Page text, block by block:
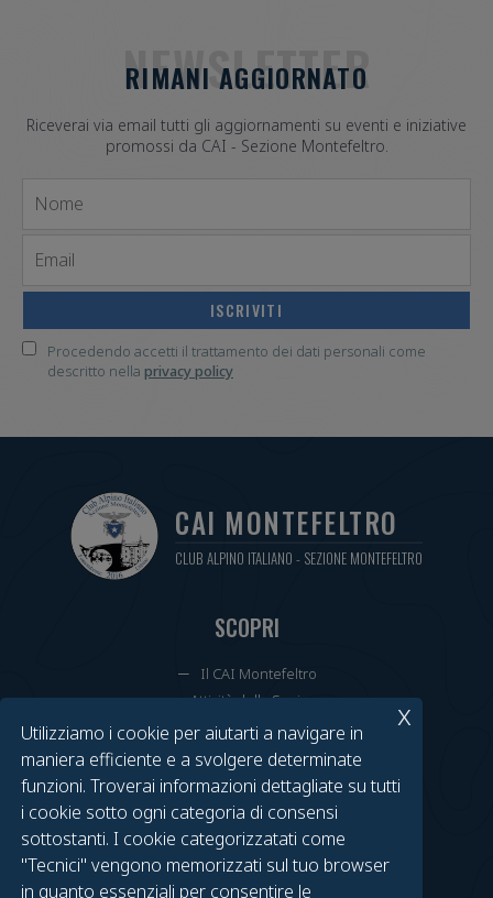
NEWSLETTER
RIMANI AGGIORNATO
Riceverai via email tutti gli aggiornamenti su eventi e iniziative
promossi da CAI - Sezione Montefeltro.
Procedendo accetti il trattamento dei dati personali come
descritto nella privacy policy
CAI MONTEFELTRO
CLUB ALPINO ITALIANO - SEZIONE MONTEFELTRO
SCOPRI
Il CAI Montefeltro
Attività della Sezione
Cammini Annuali
Tesseramenti e Rinnovi
Calendario Eventi
TROVACI SU FACEBOOK
Gruppo Urbino
Utilizziamo i cookie per aiutarti a navigare in
maniera efficiente e a svolgere determinate
funzioni. Troverai informazioni dettagliate su tutti
i cookie sotto ogni categoria di consensi
sottostanti. I cookie categorizzatati come
"Tecnici" vengono memorizzati sul tuo browser
in quanto essenziali per consentire le
x